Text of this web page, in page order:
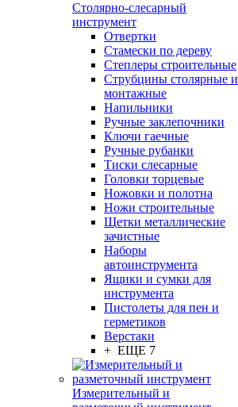
Столярно-слесарный
инструмент
Отвертки
Стамески по дереву
Степлеры строительные
Струбцины столярные и
монтажные
Напильники
Ручные заклепочники
Ключи гаечные
Ручные рубанки
Тиски слесарные
Головки торцевые
Ножовки и полотна
Ножи строительные
Щетки металлические
зачистные
Наборы
автоинструмента
Ящики и сумки для
инструмента
Пистолеты для пен и
герметиков
Верстаки
+ ЕЩЕ 7
Измерительный и